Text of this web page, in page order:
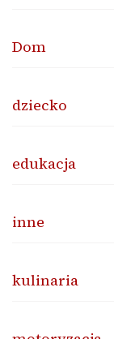
Dom
dziecko
edukacja
inne
kulinaria